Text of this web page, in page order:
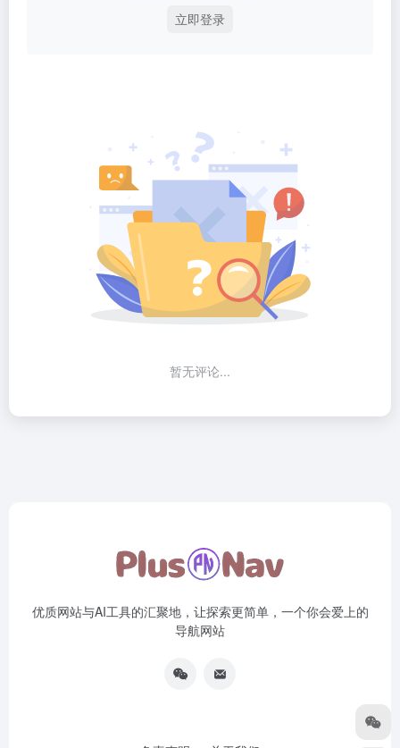
立即登录
暂无评论...
优质网站与AI工具的汇聚地，让探索更简单，一个你会爱上的
导航网站